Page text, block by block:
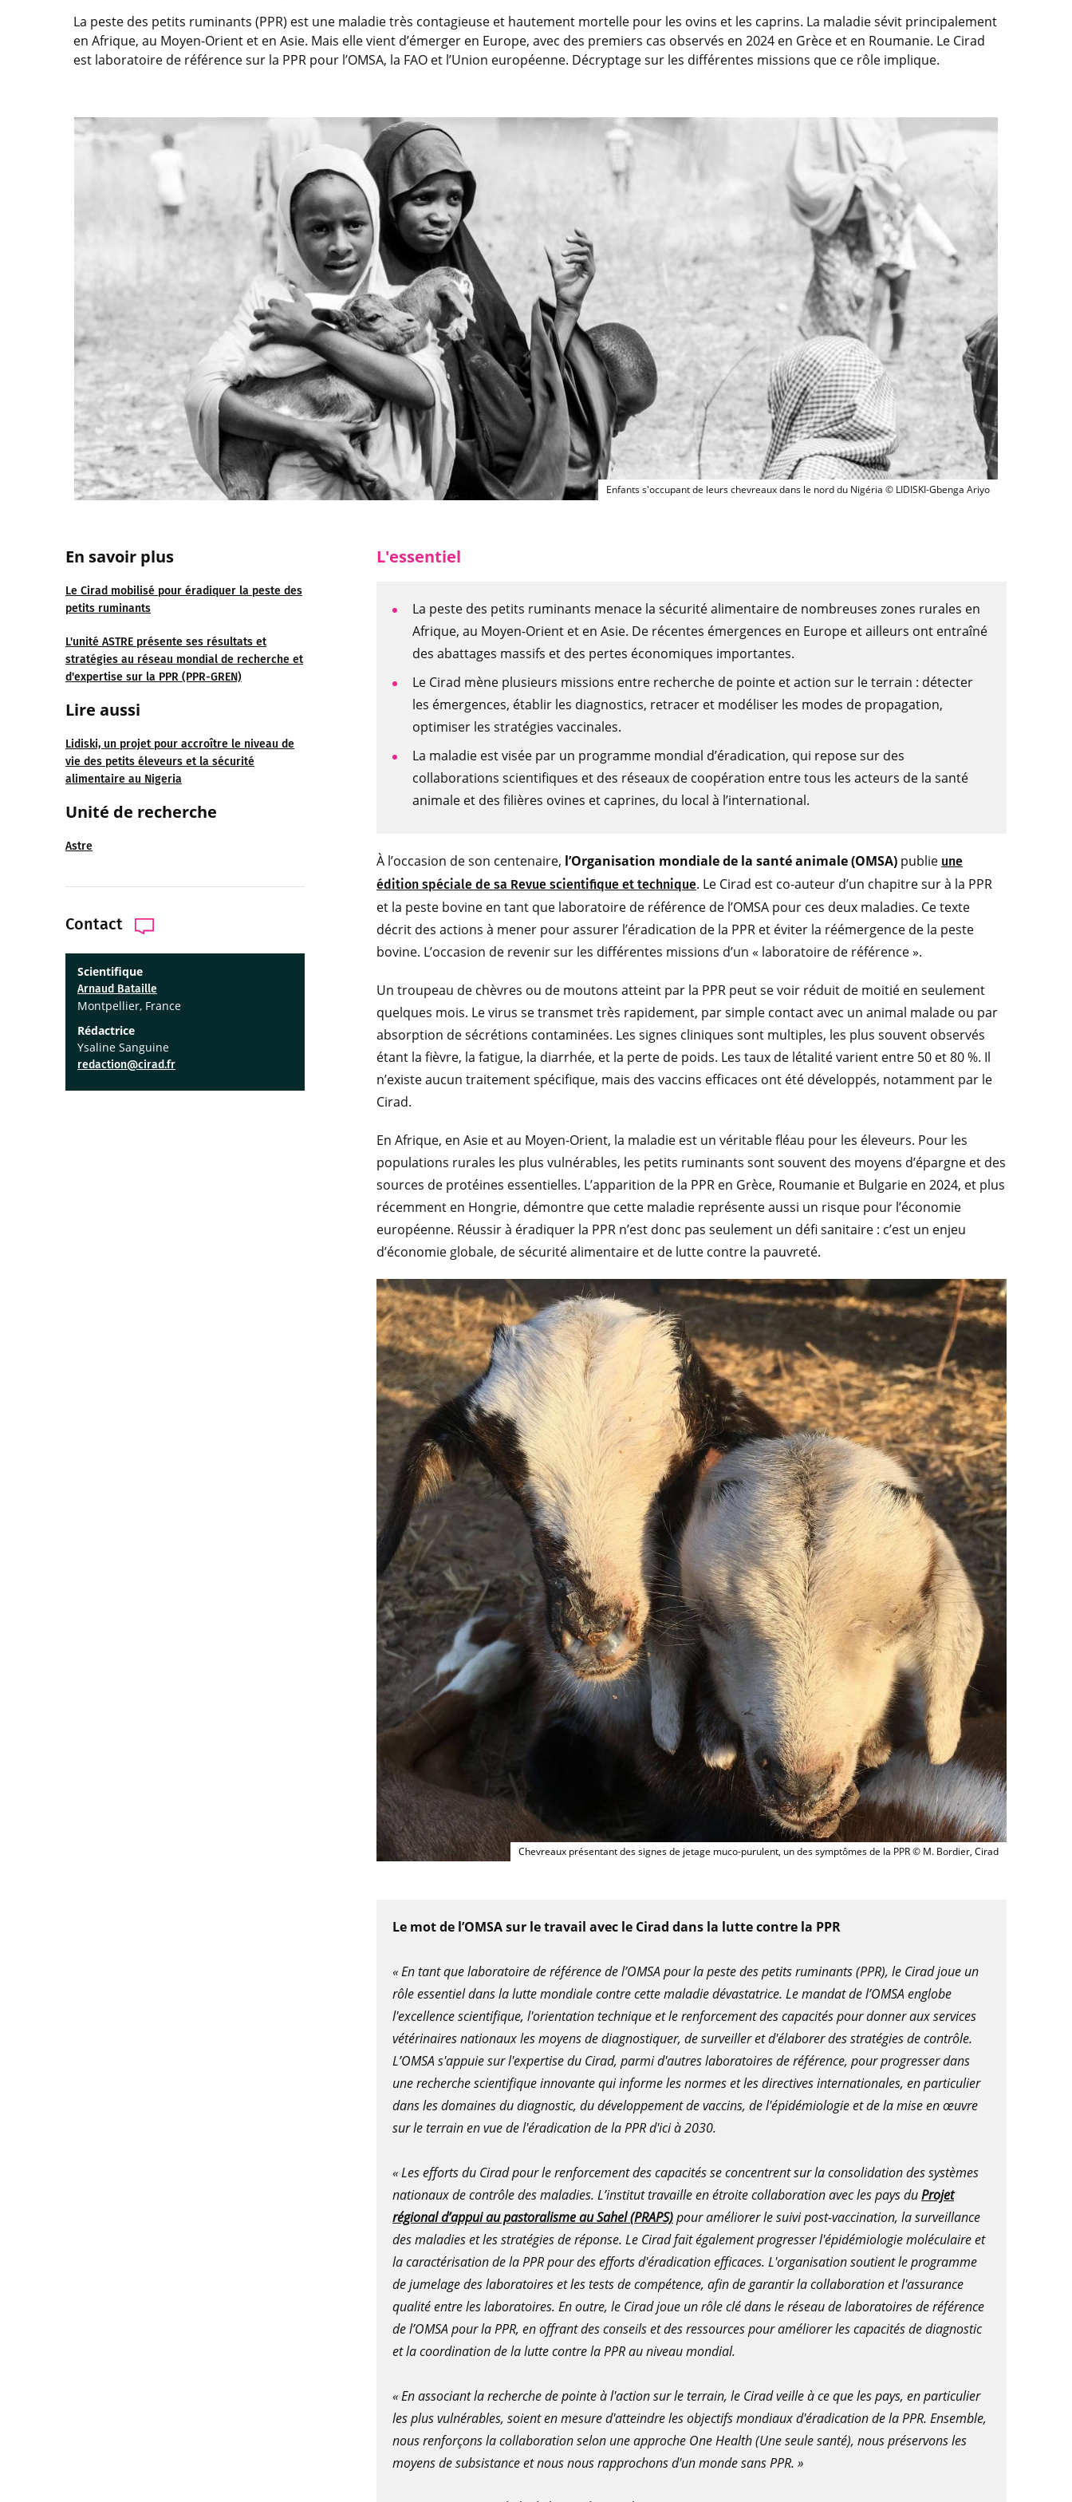
La peste des petits ruminants (PPR) est une maladie très contagieuse et hautement mortelle pour les ovins et les caprins. La maladie sévit principalement
en Afrique, au Moyen-Orient et en Asie. Mais elle vient d’émerger en Europe, avec des premiers cas observés en 2024 en Grèce et en Roumanie. Le Cirad
est laboratoire de référence sur la PPR pour l’OMSA, la FAO et l’Union européenne. Décryptage sur les différentes missions que ce rôle implique.
Enfants s'occupant de leurs chevreaux dans le nord du
Enfants s'occupant de leurs chevreaux dans le nord du Nigéria © LIDISKI-Gbenga Ariyo
En savoir plus
Le Cirad mobilisé pour éradiquer la peste des
petits ruminants
L'unité ASTRE présente ses résultats et
stratégies au réseau mondial de recherche et
d'expertise sur la PPR (PPR-GREN)
Lire aussi
Lidiski, un projet pour accroître le niveau de
vie des petits éleveurs et la sécurité
alimentaire au Nigeria
Unité de recherche
Astre
Contact
Scientifique
Arnaud Bataille
Montpellier, France
Rédactrice
Ysaline Sanguine
redaction@cirad.fr
L'essentiel
La peste des petits ruminants menace la sécurité alimentaire de nombreuses zones rurales en
Afrique, au Moyen-Orient et en Asie. De récentes émergences en Europe et ailleurs ont entraîné
des abattages massifs et des pertes économiques importantes.
Le Cirad mène plusieurs missions entre recherche de pointe et action sur le terrain : détecter
les émergences, établir les diagnostics, retracer et modéliser les modes de propagation,
optimiser les stratégies vaccinales.
La maladie est visée par un programme mondial d’éradication, qui repose sur des
collaborations scientifiques et des réseaux de coopération entre tous les acteurs de la santé
animale et des filières ovines et caprines, du local à l’international.
À l’occasion de son centenaire, l’Organisation mondiale de la santé animale (OMSA) publie une
édition spéciale de sa Revue scientifique et technique. Le Cirad est co-auteur d’un chapitre sur à la PPR
et la peste bovine en tant que laboratoire de référence de l’OMSA pour ces deux maladies. Ce texte
décrit des actions à mener pour assurer l’éradication de la PPR et éviter la réémergence de la peste
bovine. L’occasion de revenir sur les différentes missions d’un « laboratoire de référence ».
Un troupeau de chèvres ou de moutons atteint par la PPR peut se voir réduit de moitié en seulement
quelques mois. Le virus se transmet très rapidement, par simple contact avec un animal malade ou par
absorption de sécrétions contaminées. Les signes cliniques sont multiples, les plus souvent observés
étant la fièvre, la fatigue, la diarrhée, et la perte de poids. Les taux de létalité varient entre 50 et 80 %. Il
n’existe aucun traitement spécifique, mais des vaccins efficaces ont été développés, notamment par le
Cirad.
En Afrique, en Asie et au Moyen-Orient, la maladie est un véritable fléau pour les éleveurs. Pour les
populations rurales les plus vulnérables, les petits ruminants sont souvent des moyens d’épargne et des
sources de protéines essentielles. L’apparition de la PPR en Grèce, Roumanie et Bulgarie en 2024, et plus
récemment en Hongrie, démontre que cette maladie représente aussi un risque pour l’économie
européenne. Réussir à éradiquer la PPR n’est donc pas seulement un défi sanitaire : c’est un enjeu
d’économie globale, de sécurité alimentaire et de lutte contre la pauvreté.
Chevreaux présentant des signes de jetage muco-purulent, un des symptômes de la PPR © M. Bordier, Cirad
Le mot de l’OMSA sur le travail avec le Cirad dans la lutte contre la PPR
« En tant que laboratoire de référence de l’OMSA pour la peste des petits ruminants (PPR), le Cirad joue un
rôle essentiel dans la lutte mondiale contre cette maladie dévastatrice. Le mandat de l’OMSA englobe
l'excellence scientifique, l'orientation technique et le renforcement des capacités pour donner aux services
vétérinaires nationaux les moyens de diagnostiquer, de surveiller et d'élaborer des stratégies de contrôle.
L’OMSA s'appuie sur l'expertise du Cirad, parmi d'autres laboratoires de référence, pour progresser dans
une recherche scientifique innovante qui informe les normes et les directives internationales, en particulier
dans les domaines du diagnostic, du développement de vaccins, de l'épidémiologie et de la mise en œuvre
sur le terrain en vue de l'éradication de la PPR d'ici à 2030.
« Les efforts du Cirad pour le renforcement des capacités se concentrent sur la consolidation des systèmes
nationaux de contrôle des maladies. L’institut travaille en étroite collaboration avec les pays duProjet
régional d’appui au pastoralisme au Sahel (PRAPS)pour améliorer le suivi post-vaccination, la surveillance
des maladies et les stratégies de réponse. Le Cirad fait également progresser l'épidémiologie moléculaire et
la caractérisation de la PPR pour des efforts d'éradication efficaces. L'organisation soutient le programme
de jumelage des laboratoires et les tests de compétence, afin de garantir la collaboration et l'assurance
qualité entre les laboratoires. En outre, le Cirad joue un rôle clé dans le réseau de laboratoires de référence
de l’OMSA pour la PPR, en offrant des conseils et des ressources pour améliorer les capacités de diagnostic
et la coordination de la lutte contre la PPR au niveau mondial.
« En associant la recherche de pointe à l'action sur le terrain, le Cirad veille à ce que les pays, en particulier
les plus vulnérables, soient en mesure d'atteindre les objectifs mondiaux d'éradication de la PPR. Ensemble,
nous renforçons la collaboration selon une approche One Health (Une seule santé), nous préservons les
moyens de subsistance et nous nous rapprochons d'un monde sans PPR. »